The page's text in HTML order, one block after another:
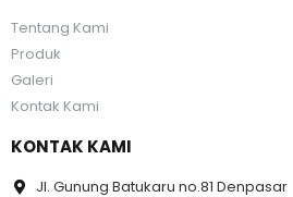
Tentang Kami
Produk
Galeri
Kontak Kami
KONTAK KAMI
Jl. Gunung Batukaru no.81 Denpasar